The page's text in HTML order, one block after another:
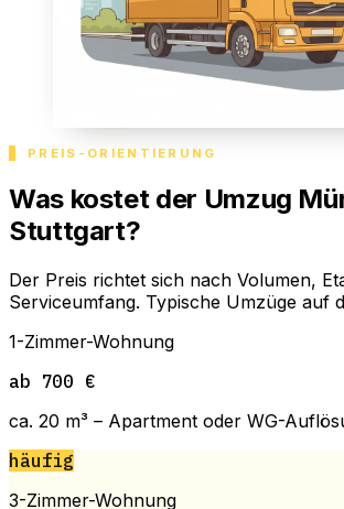
PREIS-ORIENTIERUNG
Was kostet der Umzug
Stuttgart?
Der Preis richtet sich nach Volumen,
Serviceumfang. Typische Umzüge auf
1-Zimmer-Wohnung
ab 700 €
ca. 20 m³ – Apartment oder WG-
häufig
3-Zimmer-Wohnung